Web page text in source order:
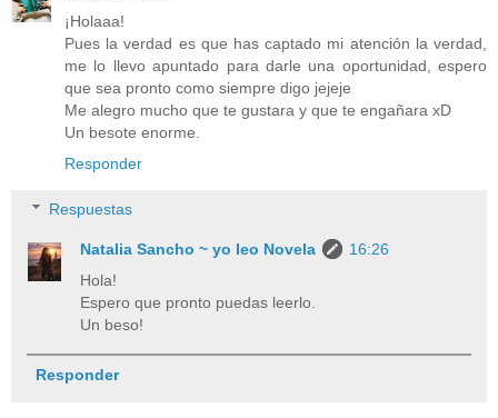
¡Holaaa!
Pues la verdad es que has captado mi atención la verdad,
me lo llevo apuntado para darle una oportunidad, espero
que sea pronto como siempre digo jejeje
Me alegro mucho que te gustara y que te engañara xD
Un besote enorme.
Responder
Respuestas
Natalia Sancho ~ yo leo Novela
16:26
Hola!
Espero que pronto puedas leerlo.
Un beso!
Responder